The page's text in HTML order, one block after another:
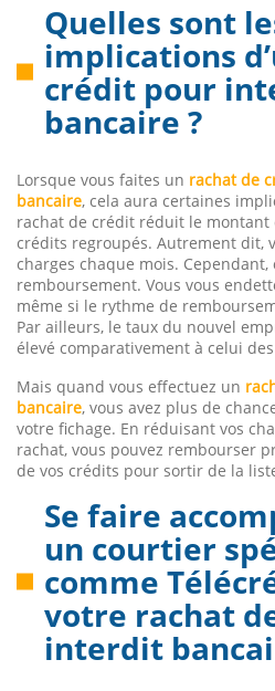
Quelles sont
implications
crédit pour
bancaire ?
Lorsque vous faites un rachat de
bancaire, cela aura certaines
rachat de crédit réduit le montant
crédits regroupés. Autrement dit,
charges chaque mois.
remboursement. Vous vous
même si le rythme de
Par ailleurs, le taux du nouvel
élevé comparativement à celui
Mais quand vous effectuez un
bancaire, vous avez plus de
votre fichage. En réduisant vos
rachat, vous pouvez rembourser
de vos crédits pour sortir de la
Se faire
un courtier
comme
votre rachat
interdit